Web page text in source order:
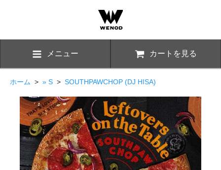
メニュー カートを見る
ホーム > » S > SOUTHPAWCHOP (DJ HISA)